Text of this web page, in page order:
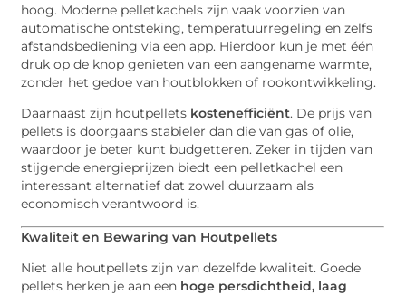
hoog. Moderne pelletkachels zijn vaak voorzien van
automatische ontsteking, temperatuurregeling en zelfs
afstandsbediening via een app. Hierdoor kun je met één
druk op de knop genieten van een aangename warmte,
zonder het gedoe van houtblokken of rookontwikkeling.
Daarnaast zijn houtpellets kostenefficiënt. De prijs van
pellets is doorgaans stabieler dan die van gas of olie,
waardoor je beter kunt budgetteren. Zeker in tijden van
stijgende energieprijzen biedt een pelletkachel een
interessant alternatief dat zowel duurzaam als
economisch verantwoord is.
Kwaliteit en Bewaring van Houtpellets
Niet alle houtpellets zijn van dezelfde kwaliteit. Goede
pellets herken je aan een hoge persdichtheid, laag